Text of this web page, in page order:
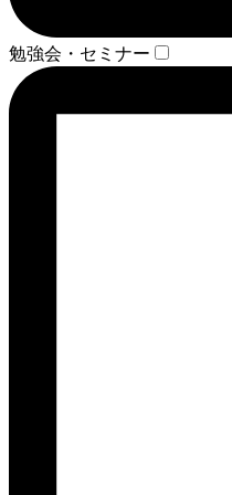
勉強会・セミナー